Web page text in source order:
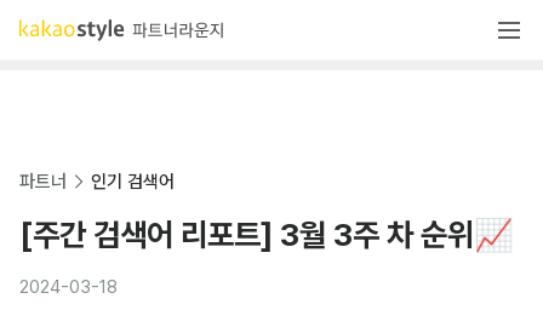
파트너 인기 검색어
[주간 검색어 리포트] 3월 3주 차 순위📈
2024-03-18